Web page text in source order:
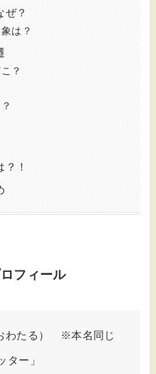
？
は？
？
！
フィール
わたる） ※本名同じ
ター」